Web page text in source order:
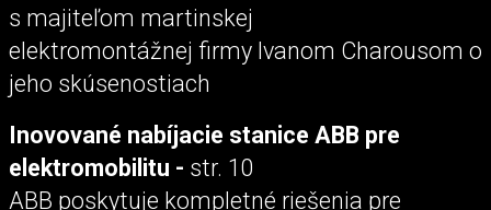
s majiteľom martinskej
elektromontážnej firmy Ivanom Charousom o
jeho skúsenostiach
Inovované nabíjacie stanice ABB pre
elektromobilitu - str. 10
ABB poskytuje kompletné riešenia pre